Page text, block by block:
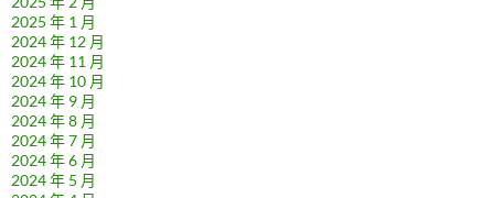
2025 年 1 月
2024 年 12 月
2024 年 11 月
2024 年 10 月
2024 年 9 月
2024 年 8 月
2024 年 7 月
2024 年 6 月
2024 年 5 月